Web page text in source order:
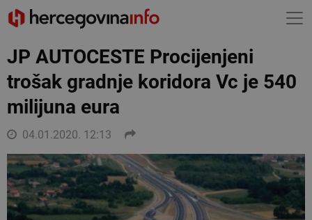
JP AUTOCESTE Procijenjeni
trošak gradnje koridora Vc je 540
milijuna eura
04.01.2020. 12:13